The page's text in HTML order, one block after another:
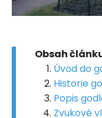
Obsah
Úvod do
Historie
Popis
Zvukové